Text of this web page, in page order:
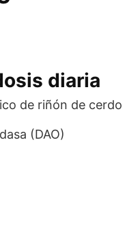
diaria
de riñón de cerdo
(DAO)